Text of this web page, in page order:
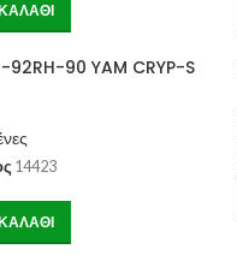
92RH-90 YAM CRYP-S
14423